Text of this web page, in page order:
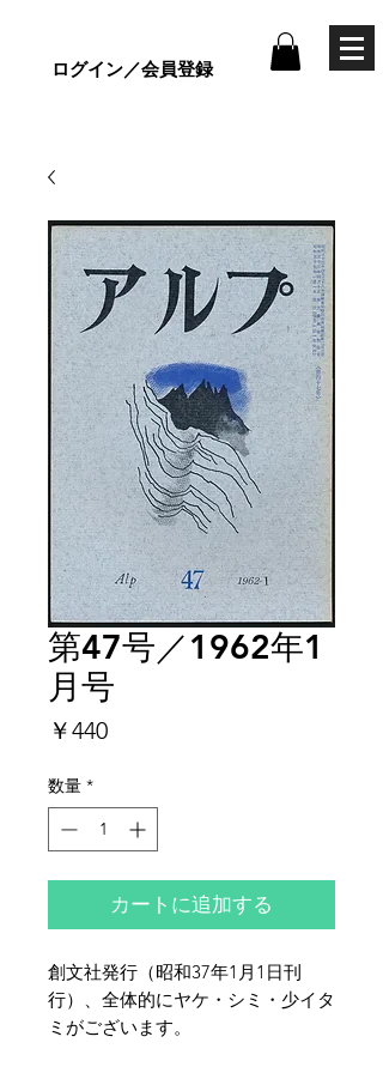
ログイン／会員登録
第47号／1962年1
月号
￥440価
数量 *
カートに追加する
創文社発行（昭和37年1月1日刊
行）、全体的にヤケ・シミ・少イタ
ミがございます。